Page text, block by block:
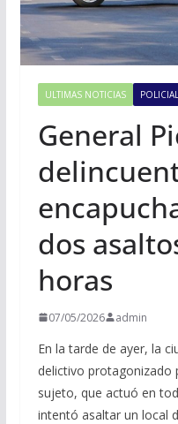
ULTIMAS NOTICIAS
General
dos
horas
07/05/2026 admin
En la tarde de ayer, la
delictivo protagonizado
sujeto, que actuó en
intentó asaltar un local